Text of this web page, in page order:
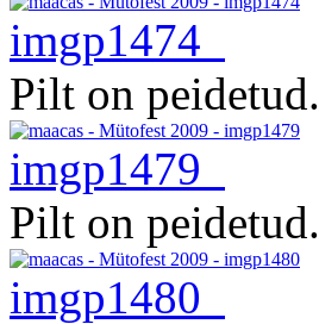
imgp1474
Pilt on peidetud.
imgp1479
Pilt on peidetud.
imgp1480